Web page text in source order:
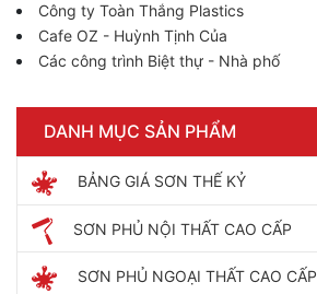
DANH MỤC SẢN PHẨM
BẢNG GIÁ SƠN THẾ KỶ
SƠN PHỦ NỘI THẤT CAO CẤP
SƠN PHỦ NGOẠI THẤT CAO CẤP
Công ty Toàn Thắng Plastics
Cafe OZ - Huỳnh Tịnh Của
Các công trình Biệt thự - Nhà phố